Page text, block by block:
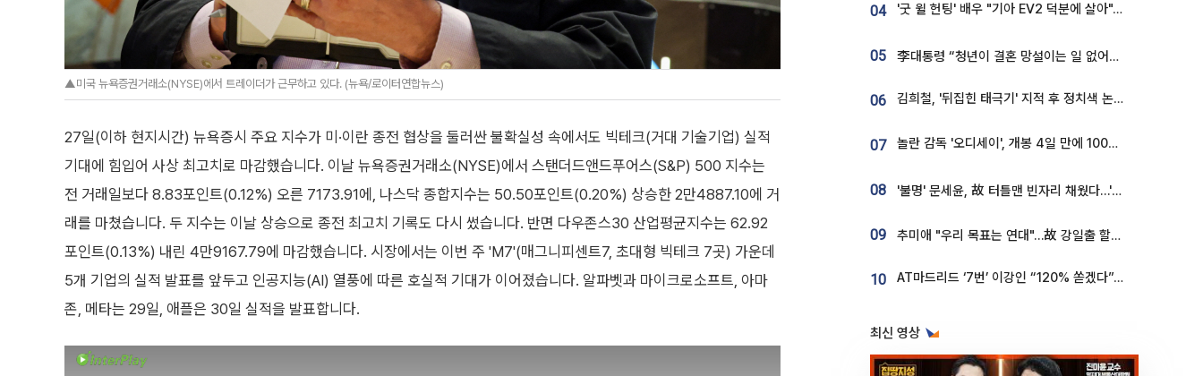
▲미국 뉴욕증권거래소(NYSE)에서 트레이더가 근무하고 있다. (뉴욕/로이터연합뉴스)
27일(이하 현지시간) 뉴욕증시 주요 지수가 미·이란 종전 협상을 둘러싼 불확실성 속에서도 빅테크(거대 기술기업) 실적
기대에 힘입어 사상 최고치로 마감했습니다. 이날 뉴욕증권거래소(NYSE)에서 스탠더드앤드푸어스(S&P) 500 지수는
전 거래일보다 8.83포인트(0.12%) 오른 7173.91에, 나스닥 종합지수는 50.50포인트(0.20%) 상승한 2만4887.10에 거
래를 마쳤습니다. 두 지수는 이날 상승으로 종전 최고치 기록도 다시 썼습니다. 반면 다우존스30 산업평균지수는 62.92
포인트(0.13%) 내린 4만9167.79에 마감했습니다. 시장에서는 이번 주 'M7'(매그니피센트7, 초대형 빅테크 7곳) 가운데
5개 기업의 실적 발표를 앞두고 인공지능(AI) 열풍에 따른 호실적 기대가 이어졌습니다. 알파벳과 마이크로소프트, 아마
존, 메타는 29일, 애플은 30일 실적을 발표합니다.
04 '굿 윌 헌팅' 배우 "기아 EV2 덕분에 살아"…교통사고 후 안전성 극찬
05 李대통령 “청년이 결혼 망설이는 일 없어야...제도상 불이익 조사”
06 김희철, '뒤집힌 태극기' 지적 후 정치색 논란…"좌우 떠나 우리나라 국기"
07 놀란 감독 '오디세이', 개봉 4일 만에 100만 돌파⋯'왕사남' 보다 빠르다
08 '불명' 문세윤, 故 터틀맨 빈자리 채웠다…'거북이' 눈물의 최종 우승
09 추미애 "우리 목표는 연대"…故 강일출 할머니 흉상 제막
10 AT마드리드 ‘7번’ 이강인 “120% 쏟겠다”⋯시메오네 감독 “필요한 선수”
최신 영상